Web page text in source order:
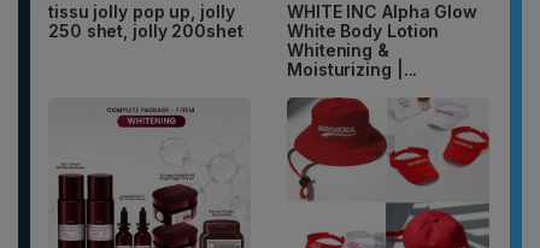
tissu jolly pop up, jolly
250 shet, jolly 200shet
WHITE INC Alpha Glow
White Body Lotion
Whitening &
Moisturizing |...